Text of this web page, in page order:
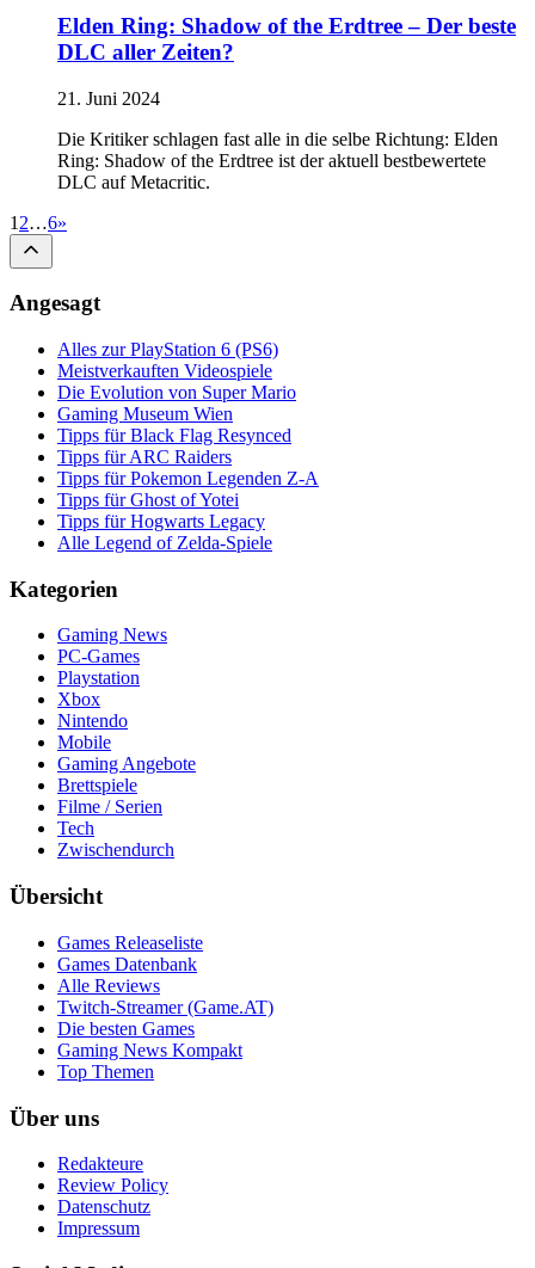
Elden Ring: Shadow of the Erdtree – Der beste
DLC aller Zeiten?
21. Juni 2024
Die Kritiker schlagen fast alle in die selbe Richtung: Elden
Ring: Shadow of the Erdtree ist der aktuell bestbewertete
DLC auf Metacritic.
1 2…6»
Angesagt
Alles zur PlayStation 6 (PS6)
Meistverkauften Videospiele
Die Evolution von Super Mario
Gaming Museum Wien
Tipps für Black Flag Resynced
Tipps für ARC Raiders
Tipps für Pokemon Legenden Z-A
Tipps für Ghost of Yotei
Tipps für Hogwarts Legacy
Alle Legend of Zelda-Spiele
Kategorien
Gaming News
PC-Games
Playstation
Xbox
Nintendo
Mobile
Gaming Angebote
Brettspiele
Filme / Serien
Tech
Zwischendurch
Übersicht
Games Releaseliste
Games Datenbank
Alle Reviews
Twitch-Streamer (Game.AT)
Die besten Games
Gaming News Kompakt
Top Themen
Über uns
Redakteure
Review Policy
Datenschutz
Impressum